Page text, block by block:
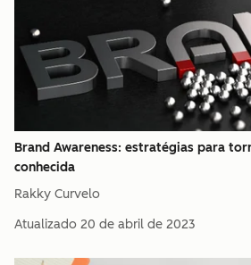
Brand Awareness: estratégias para
conhecida
Rakky Curvelo
Atualizado 20 de abril de 2023